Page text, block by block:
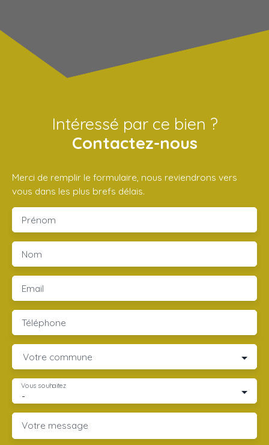
Intéressé par ce bien ?
Contactez-nous
Merci de remplir le formulaire, nous reviendrons vers
vous dans les plus brefs délais.
Prénom
Nom
Email
Téléphone
Votre commune
-
Vous souhaitez
Votre message